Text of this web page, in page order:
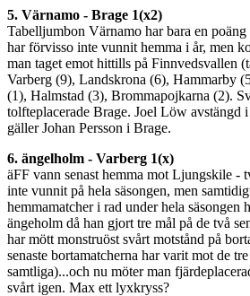
5. Värnamo - Brage 1(x2)
Tabelljumbon Värnamo har bara en poäng
har förvisso inte vunnit hemma i år, men
man taget emot hittills på Finnvedsvallen
Varberg (9), Landskrona (6), Hammarby
(1), Halmstad (3), Brommapojkarna (2).
tolfteplacerade Brage. Joel Löw avstängd i
gäller Johan Persson i Brage.
6. ängelholm - Varberg 1(x)
äFF vann senast hemma mot Ljungskile -
inte vunnit på hela säsongen, men
hemmamatcher i rad under hela säsongen
ängeholm då han gjort tre mål på de två
har mött monstruöst svårt motstånd på
senaste bortamatcherna har varit mot de
samtliga)...och nu möter man
svårt igen. Max ett lyxkryss?